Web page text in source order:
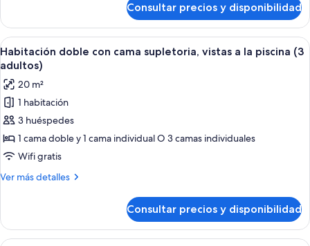
(2
adultos
y
2
niños)
Doble
con
dos
camas
supletorias
(2
adultos
2
niños)
Consultar precios y disponibilidad
Abrir
todas
las
fotos
de
Habitación
doble
con
cama
a
la
Una habitación de hotel moderna
6
Habitación doble con cama supletoria, vistas a la piscina (3
adultos)
20 m²
1 habitación
3 huéspedes
1 cama doble y 1 cama individual O 3 camas individuales
Wifi gratis
Ver más detalles
Más
doble
con
Consultar precios y disponibilidad
Una habitación de hotel moderna